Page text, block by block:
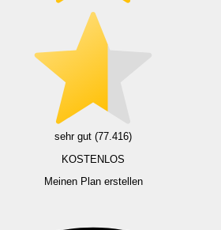
sehr gut (77.416)
KOSTENLOS
Meinen Plan erstellen